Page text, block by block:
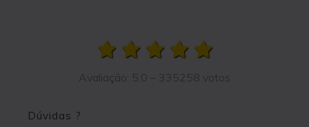
Avaliação: 5.0 – 335258 votos
Dúvidas ?